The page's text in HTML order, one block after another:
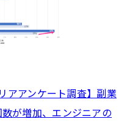
アアンケート調査】副業
が増加、エンジニアの